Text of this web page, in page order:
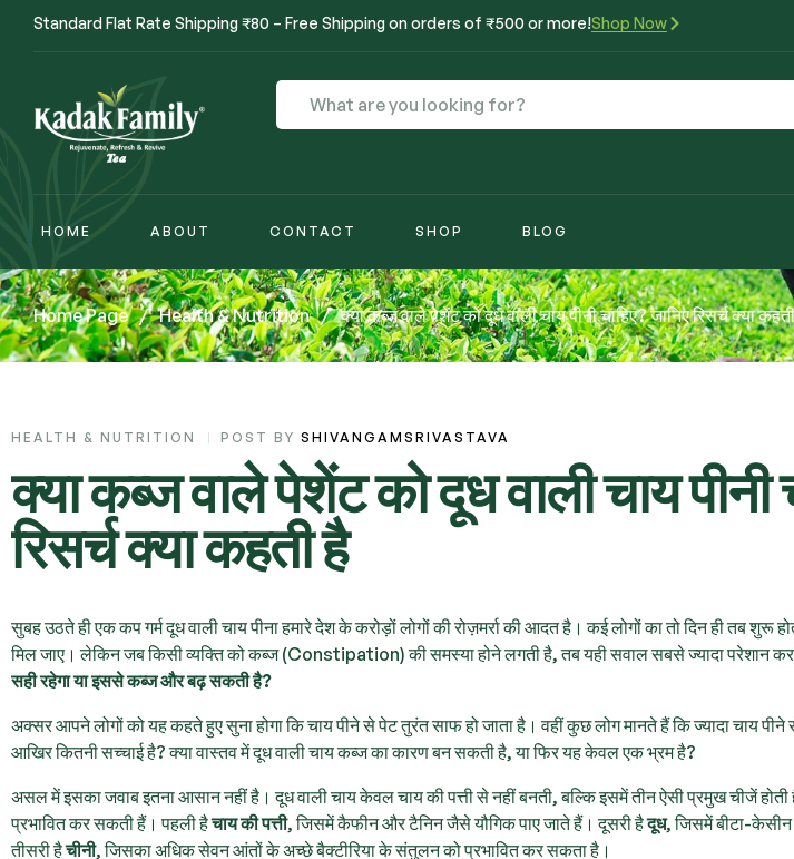
Standard Flat Rate Shipping ₹80 – Free Shipping on orders of ₹500 or more!Shop Now
HOME ABOUT CONTACT SHOP BLOG
Home Page / Health & Nutrition / क्या कब्ज वाले पेशेंट को दूध वाली चाय पीनी चाहिए? जानिए रिसर्च क्या
HEALTH & NUTRITION POST BY SHIVANGAMSRIVASTAVA
क्या कब्ज वाले पेशेंट को दूध वाली चाय पीनी
रिसर्च क्या कहती है
सुबह उठते ही एक कप गर्म दूध वाली चाय पीना हमारे देश के करोड़ों लोगों की रोज़मर्रा की आदत है। कई लोगों का तो दिन ही तब शुरू
मिल जाए। लेकिन जब किसी व्यक्ति को कब्ज (Constipation) की समस्या होने लगती है, तब यही सवाल सबसे ज्यादा परेशान
सही रहेगा या इससे कब्ज और बढ़ सकती है?
अक्सर आपने लोगों को यह कहते हुए सुना होगा कि चाय पीने से पेट तुरंत साफ हो जाता है। वहीं कुछ लोग मानते हैं कि ज्यादा चाय पीने
आखिर कितनी सच्चाई है? क्या वास्तव में दूध वाली चाय कब्ज का कारण बन सकती है, या फिर यह केवल एक भ्रम है?
असल में इसका जवाब इतना आसान नहीं है। दूध वाली चाय केवल चाय की पत्ती से नहीं बनती, बल्कि इसमें तीन ऐसी प्रमुख चीजें
प्रभावित कर सकती हैं। पहली हैचाय की पत्ती, जिसमें कैफीन और टैनिन जैसे यौगिक पाए जाते हैं। दूसरी हैदूध, जिसमें बीटा-
तीसरी हैचीनी, जिसका अधिक सेवन आंतों के अच्छे बैक्टीरिया के संतुलन को प्रभावित कर सकता है।